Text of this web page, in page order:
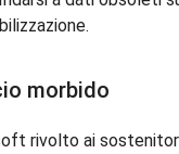
morbido
rivolto ai